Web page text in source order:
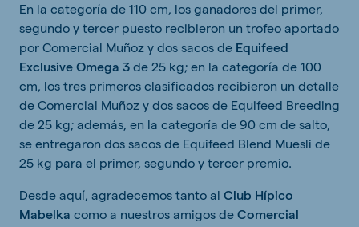
En la categoría de 110 cm, los ganadores del primer,
segundo y tercer puesto recibieron un trofeo aportado
por Comercial Muñoz y dos sacos de Equifeed
Exclusive Omega 3 de 25 kg; en la categoría de 100
cm, los tres primeros clasificados recibieron un detalle
de Comercial Muñoz y dos sacos de Equifeed Breeding
de 25 kg; además, en la categoría de 90 cm de salto,
se entregaron dos sacos de Equifeed Blend Muesli de
25 kg para el primer, segundo y tercer premio.
Desde aquí, agradecemos tanto al Club Hípico
Mabelka como a nuestros amigos de Comercial